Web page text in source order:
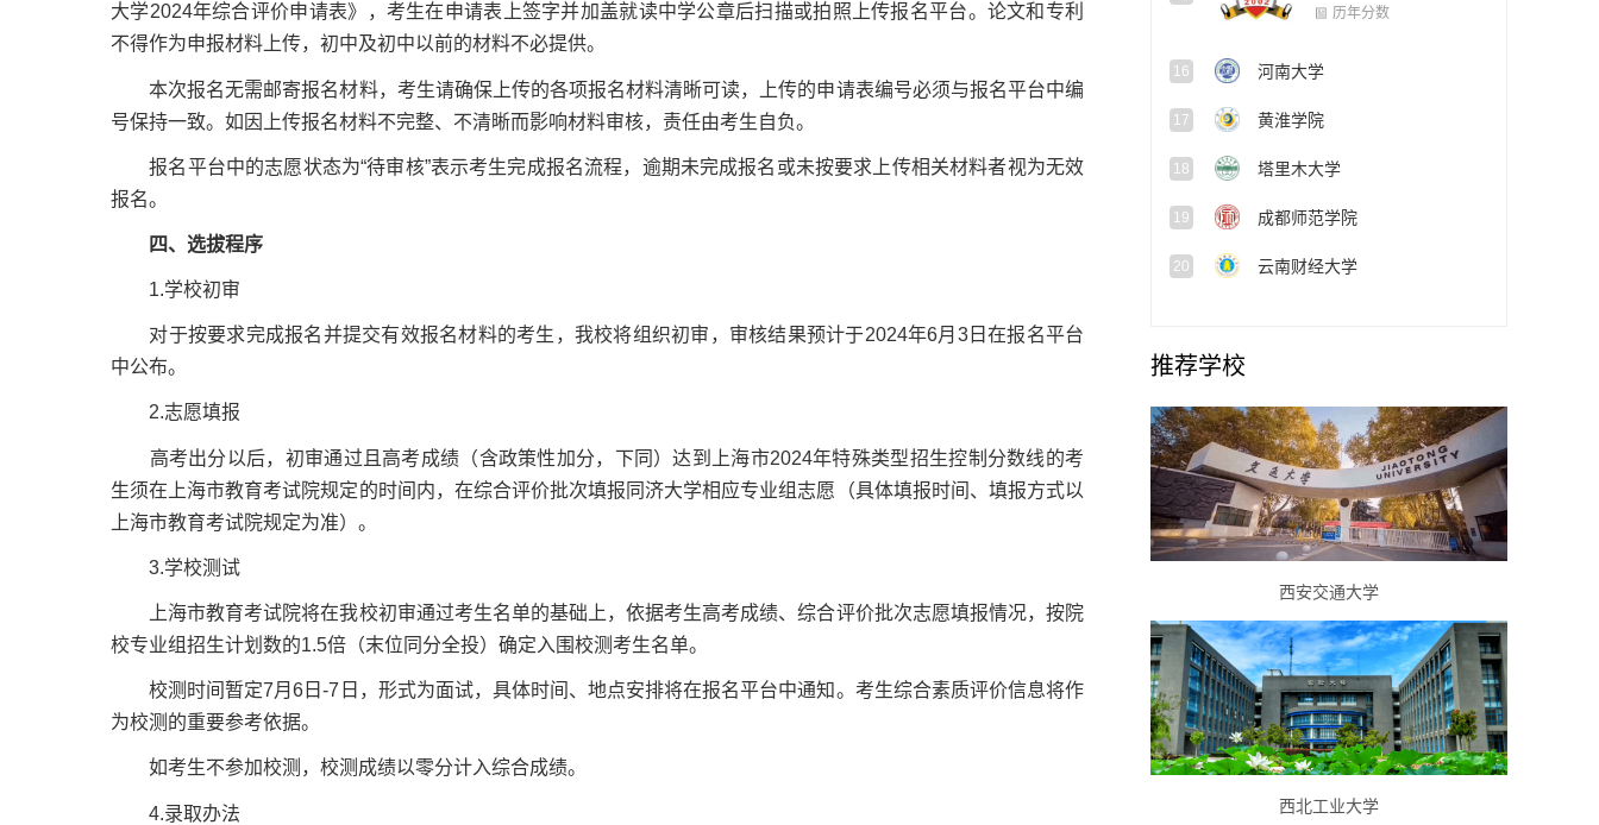
大学2024年综合评价申请表》，考生在申请表上签字并加盖就读中学公章后扫描或拍照上传报名平台。论文和专利
不得作为申报材料上传，初中及初中以前的材料不必提供。
本次报名无需邮寄报名材料，考生请确保上传的各项报名材料清晰可读，上传的申请表编号必须与报名平台中编
号保持一致。如因上传报名材料不完整、不清晰而影响材料审核，责任由考生自负。
报名平台中的志愿状态为“待审核”表示考生完成报名流程，逾期未完成报名或未按要求上传相关材料者视为无效
报名。
四、选拔程序
1.学校初审
对于按要求完成报名并提交有效报名材料的考生，我校将组织初审，审核结果预计于2024年6月3日在报名平台
中公布。
2.志愿填报
高考出分以后，初审通过且高考成绩（含政策性加分，下同）达到上海市2024年特殊类型招生控制分数线的考
生须在上海市教育考试院规定的时间内，在综合评价批次填报同济大学相应专业组志愿（具体填报时间、填报方式以
上海市教育考试院规定为准）。
3.学校测试
上海市教育考试院将在我校初审通过考生名单的基础上，依据考生高考成绩、综合评价批次志愿填报情况，按院
校专业组招生计划数的1.5倍（末位同分全投）确定入围校测考生名单。
校测时间暂定7月6日-7日，形式为面试，具体时间、地点安排将在报名平台中通知。考生综合素质评价信息将作
为校测的重要参考依据。
如考生不参加校测，校测成绩以零分计入综合成绩。
4.录取办法
河南大学
17 黄淮学院
18 塔里木大学
19 成都师范学院
20 云南财经大学
推荐学校
西安交通大学
西北工业大学